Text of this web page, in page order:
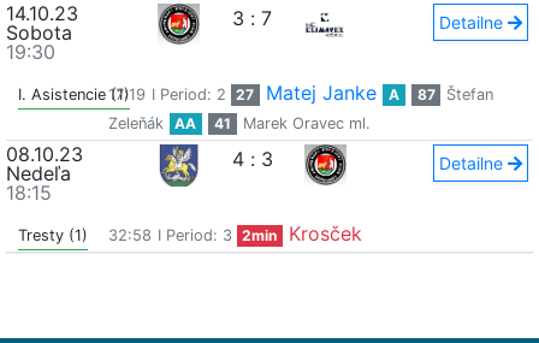
14.10.23
Sobota
19:30
3 : 7 Detailne
I. Asistencie (1)
17:19 I Period: 2 27 Matej Janke A 87
Štefan
Zeleňák
AA 41 Marek Oravec ml.
08.10.23
Nedeľa
18:15
4 : 3 Detailne
Tresty (1) 32:58 I Period: 3 2min Krosček